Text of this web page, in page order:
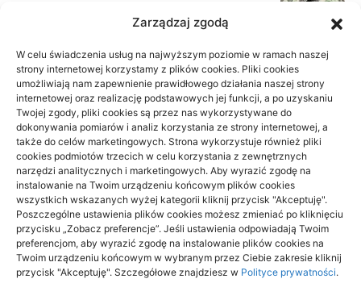
Zarządzaj zgodą
W celu świadczenia usług na najwyższym poziomie w ramach naszej
strony internetowej korzystamy z plików cookies. Pliki cookies
umożliwiają nam zapewnienie prawidłowego działania naszej strony
internetowej oraz realizację podstawowych jej funkcji, a po uzyskaniu
Twojej zgody, pliki cookies są przez nas wykorzystywane do
dokonywania pomiarów i analiz korzystania ze strony internetowej, a
także do celów marketingowych. Strona wykorzystuje również pliki
cookies podmiotów trzecich w celu korzystania z zewnętrznych
narzędzi analitycznych i marketingowych. Aby wyrazić zgodę na
instalowanie na Twoim urządzeniu końcowym plików cookies
wszystkich wskazanych wyżej kategorii kliknij przycisk "Akceptuję".
Poszczególne ustawienia plików cookies możesz zmieniać po kliknięciu
przycisku „Zobacz preferencje”. Jeśli ustawienia odpowiadają Twoim
preferencjom, aby wyrazić zgodę na instalowanie plików cookies na
Twoim urządzeniu końcowym w wybranym przez Ciebie zakresie kliknij
przycisk "Akceptuję". Szczegółowe znajdziesz w Polityce prywatności.
Podłoga do przedpokoju i korytarza: jak
wybrać materiał odporny na
codzienność
10/06/2026
Lakierowanie czy olejowanie parkietu
po cyklinowaniu
05/06/2026
4EVER